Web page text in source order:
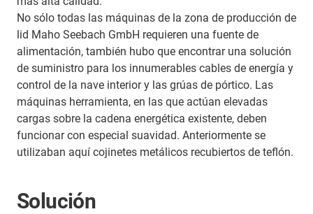
No sólo todas las máquinas de la zona de producción de
lid Maho Seebach GmbH requieren una fuente de
alimentación, también hubo que encontrar una solución
de suministro para los innumerables cables de energía y
control de la nave interior y las grúas de pórtico. Las
máquinas herramienta, en las que actúan elevadas
cargas sobre la cadena energética existente, deben
funcionar con especial suavidad. Anteriormente se
utilizaban aquí cojinetes metálicos recubiertos de teflón.
Solución